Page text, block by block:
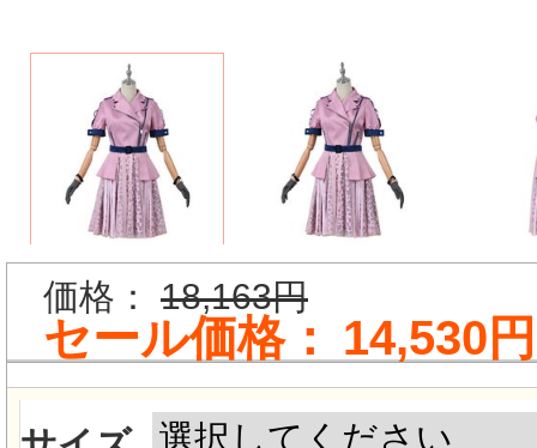
価格： 18,163円
セール価格： 14,530円